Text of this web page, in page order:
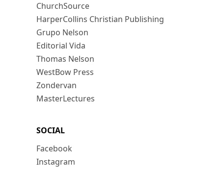
ChurchSource
HarperCollins Christian Publishing
Grupo Nelson
Editorial Vida
Thomas Nelson
WestBow Press
Zondervan
MasterLectures
SOCIAL
Facebook
Instagram